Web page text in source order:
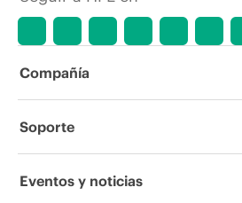
Compañía
Acerca de HPE
Soporte
Servicios de soporte operativo
Eventos y noticias